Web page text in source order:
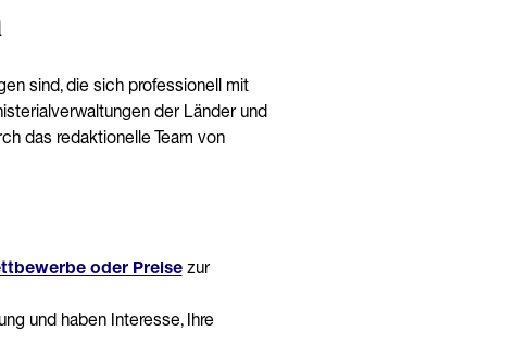
sind, die sich professionell mit
der Länder und
das redaktionelle Team von
oder Preisezur
und haben Interesse, Ihre